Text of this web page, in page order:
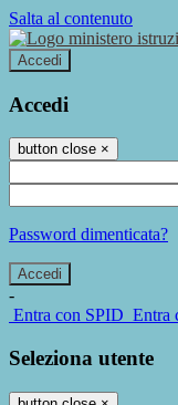
Salta al contenuto
Accedi
Accedi
button close ×
Password dimenticata?
-
Entra con SPID Entra
Seleziona utente